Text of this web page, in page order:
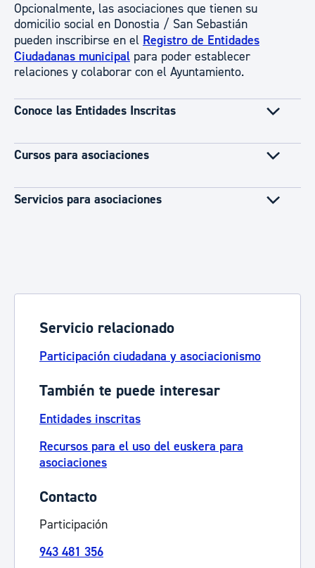
Opcionalmente, las asociaciones que tienen su
domicilio social en Donostia / San Sebastián
pueden inscribirse en el Registro de Entidades
Ciudadanas municipal para poder establecer
relaciones y colaborar con el Ayuntamiento.
Conoce las Entidades Inscritas
Cursos para asociaciones
Servicios para asociaciones
Servicio relacionado
Participación ciudadana y asociacionismo
También te puede interesar
Entidades inscritas
Recursos para el uso del euskera para
asociaciones
Contacto
Participación
943 481 356